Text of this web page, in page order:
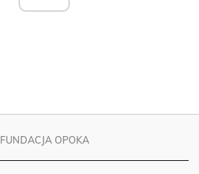
FUNDACJA OPOKA